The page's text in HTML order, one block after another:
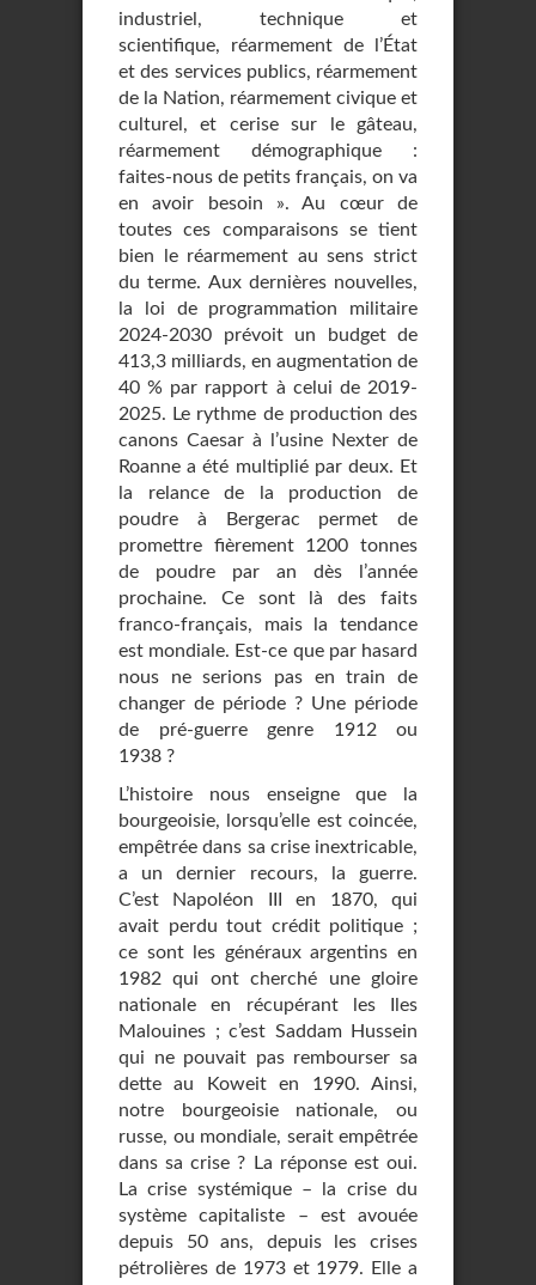
industriel, technique et
scientifique, réarmement de l’État
et des services publics, réarmement
de la Nation, réarmement civique et
culturel, et cerise sur le gâteau,
réarmement démographique :
faites-nous de petits français, on va
en avoir besoin ». Au cœur de
toutes ces comparaisons se tient
bien le réarmement au sens strict
du terme. Aux dernières nouvelles,
la loi de programmation militaire
2024-2030 prévoit un budget de
413,3 milliards, en augmentation de
40 % par rapport à celui de 2019-
2025. Le rythme de production des
canons Caesar à l’usine Nexter de
Roanne a été multiplié par deux. Et
la relance de la production de
poudre à Bergerac permet de
promettre fièrement 1200 tonnes
de poudre par an dès l’année
prochaine. Ce sont là des faits
franco-français, mais la tendance
est mondiale. Est-ce que par hasard
nous ne serions pas en train de
changer de période ? Une période
de pré-guerre genre 1912 ou
1938 ?
L’histoire nous enseigne que la
bourgeoisie, lorsqu’elle est coincée,
empêtrée dans sa crise inextricable,
a un dernier recours, la guerre.
C’est Napoléon III en 1870, qui
avait perdu tout crédit politique ;
ce sont les généraux argentins en
1982 qui ont cherché une gloire
nationale en récupérant les Iles
Malouines ; c’est Saddam Hussein
qui ne pouvait pas rembourser sa
dette au Koweit en 1990. Ainsi,
notre bourgeoisie nationale, ou
russe, ou mondiale, serait empêtrée
dans sa crise ? La réponse est oui.
La crise systémique – la crise du
système capitaliste – est avouée
depuis 50 ans, depuis les crises
pétrolières de 1973 et 1979. Elle a